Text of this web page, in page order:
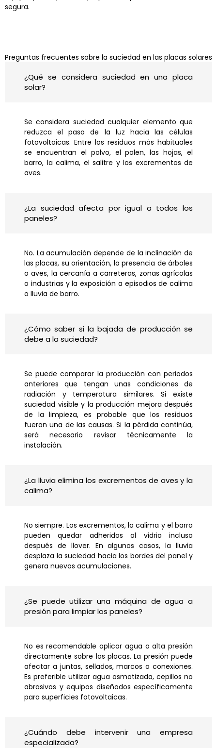
segura.
Preguntas frecuentes sobre la suciedad en las placas solares
¿Qué se considera suciedad en una placa
solar?
Se considera suciedad cualquier elemento que
reduzca el paso de la luz hacia las células
fotovoltaicas. Entre los residuos más habituales
se encuentran el polvo, el polen, las hojas, el
barro, la calima, el salitre y los excrementos de
aves.
¿La suciedad afecta por igual a todos los
paneles?
No. La acumulación depende de la inclinación de
las placas, su orientación, la presencia de árboles
o aves, la cercanía a carreteras, zonas agrícolas
o industrias y la exposición a episodios de calima
o lluvia de barro.
¿Cómo saber si la bajada de producción se
debe a la suciedad?
Se puede comparar la producción con periodos
anteriores que tengan unas condiciones de
radiación y temperatura similares. Si existe
suciedad visible y la producción mejora después
de la limpieza, es probable que los residuos
fueran una de las causas. Si la pérdida continúa,
será necesario revisar técnicamente la
instalación.
¿La lluvia elimina los excrementos de aves y la
calima?
No siempre. Los excrementos, la calima y el barro
pueden quedar adheridos al vidrio incluso
después de llover. En algunos casos, la lluvia
desplaza la suciedad hacia los bordes del panel y
genera nuevas acumulaciones.
¿Se puede utilizar una máquina de agua a
presión para limpiar los paneles?
No es recomendable aplicar agua a alta presión
directamente sobre las placas. La presión puede
afectar a juntas, sellados, marcos o conexiones.
Es preferible utilizar agua osmotizada, cepillos no
abrasivos y equipos diseñados específicamente
para superficies fotovoltaicas.
¿Cuándo debe intervenir una empresa
especializada?